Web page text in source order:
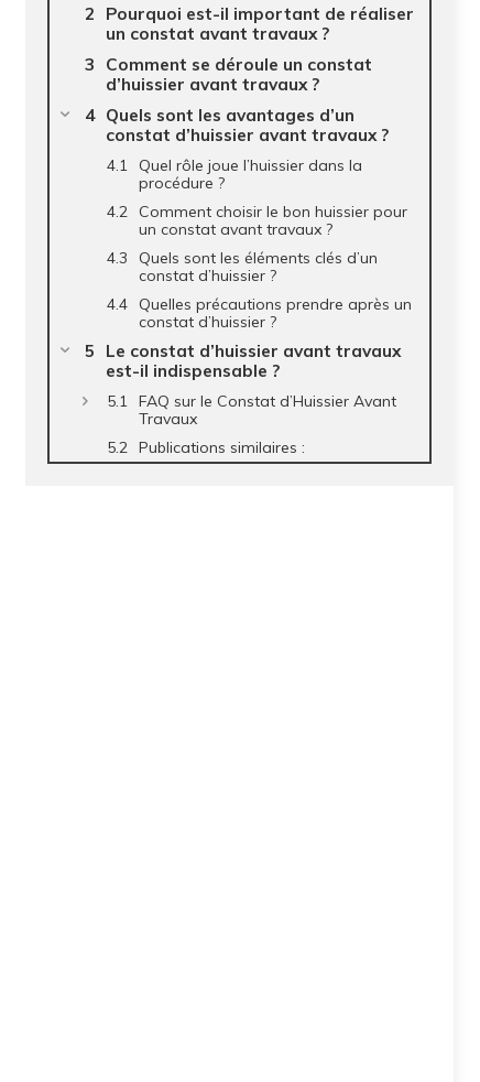
Pourquoi est-il important de réaliser
un constat avant travaux ?
Comment se déroule un constat
d’huissier avant travaux ?
Quels sont les avantages d’un
constat d’huissier avant travaux ?
Quel rôle joue l’huissier dans la
procédure ?
Comment choisir le bon huissier pour
un constat avant travaux ?
Quels sont les éléments clés d’un
constat d’huissier ?
Quelles précautions prendre après un
constat d’huissier ?
Le constat d’huissier avant travaux
est-il indispensable ?
FAQ sur le Constat d’Huissier Avant
Travaux
Publications similaires :